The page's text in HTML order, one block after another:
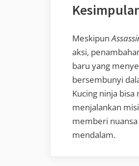
Meskipun
aksi,
baru yang
bersembunyi
Kucing ninja
menjalankan
memberi
mendalam.